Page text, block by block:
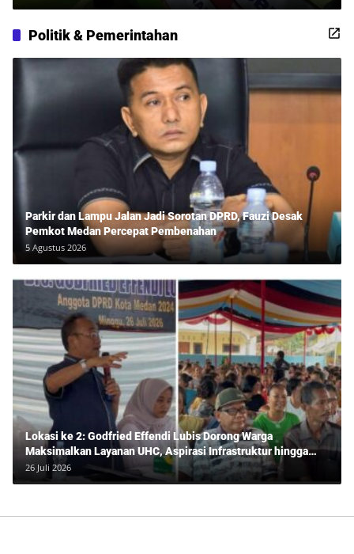
Politik & Pemerintahan
Parkir dan Lampu Jalan Jadi Sorotan DPRD, Fauzi Desak
Pemkot Medan Percepat Pembenahan
5 Agustus 2026
Lokasi ke 2: Godfried Effendi Lubis Dorong Warga
Maksimalkan Layanan UHC, Aspirasi Infrastruktur hingga
Pendidikan Mengemuka dalam Reses Medan Amplas
26 Juli 2026